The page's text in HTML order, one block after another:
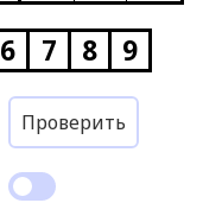
6 7 8 9
Проверить